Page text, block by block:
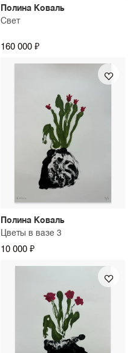
Полина Коваль
Свет
160 000 ₽
Полина Коваль
Цветы в вазе 3
10 000 ₽